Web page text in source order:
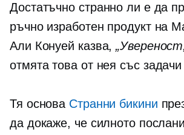
Достатъчно странно ли е да
ръчно изработен продукт на
Али Конуей казва,
отмята това от неясъс задачи
Тя основа Странни бикини
да докаже, че силното